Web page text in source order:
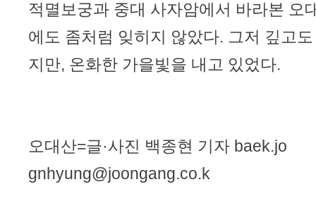
적멸보궁과 중대 사자암에서 바라본 오
에도 좀처럼 잊히지 않았다. 그저 깊고
지만, 온화한 가을빛을 내고 있었다.
오대산=글·사진 백종현 기자 baek.jo
gnhyung@joongang.co.k